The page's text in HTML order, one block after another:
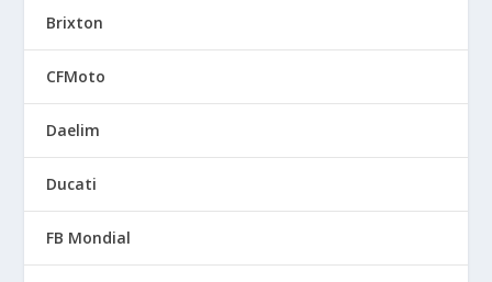
Brixton
CFMoto
Daelim
Ducati
FB Mondial